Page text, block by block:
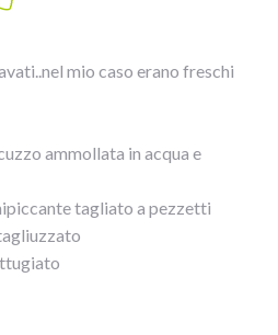
mio caso erano freschi
ammollata in acqua e
tagliato a pezzetti